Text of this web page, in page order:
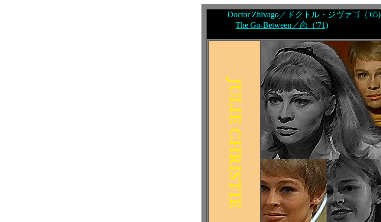
Doctor Zhivago／ドクトル・ジヴァゴ（'65)
The Go-Between／恋（'71)